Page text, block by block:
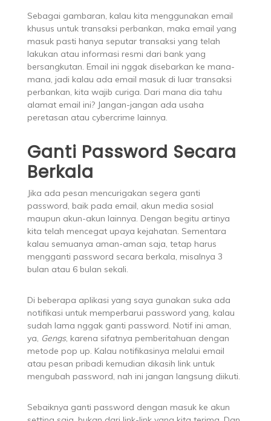
Sebagai gambaran, kalau kita menggunakan email
khusus untuk transaksi perbankan, maka email yang
masuk pasti hanya seputar transaksi yang telah
lakukan atau informasi resmi dari bank yang
bersangkutan. Email ini nggak disebarkan ke mana-
mana, jadi kalau ada email masuk di luar transaksi
perbankan, kita wajib curiga. Dari mana dia tahu
alamat email ini? Jangan-jangan ada usaha
peretasan atau cybercrime lainnya.
Ganti Password Secara
Berkala
Jika ada pesan mencurigakan segera ganti
password, baik pada email, akun media sosial
maupun akun-akun lainnya. Dengan begitu artinya
kita telah mencegat upaya kejahatan. Sementara
kalau semuanya aman-aman saja, tetap harus
mengganti password secara berkala, misalnya 3
bulan atau 6 bulan sekali.
Di beberapa aplikasi yang saya gunakan suka ada
notifikasi untuk memperbarui password yang, kalau
sudah lama nggak ganti password. Notif ini aman,
ya, Gengs, karena sifatnya pemberitahuan dengan
metode pop up. Kalau notifikasinya melalui email
atau pesan pribadi kemudian dikasih link untuk
mengubah password, nah ini jangan langsung diikuti.
Sebaiknya ganti password dengan masuk ke akun